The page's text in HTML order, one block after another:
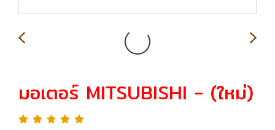
มอเตอร์ MITSUBISHI - (ใหม่)